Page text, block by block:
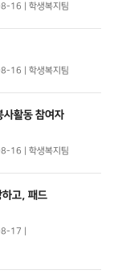
16 | 학생복지팀
16 | 학생복지팀
활동 참여자
16 | 학생복지팀
하고, 패드
17 |